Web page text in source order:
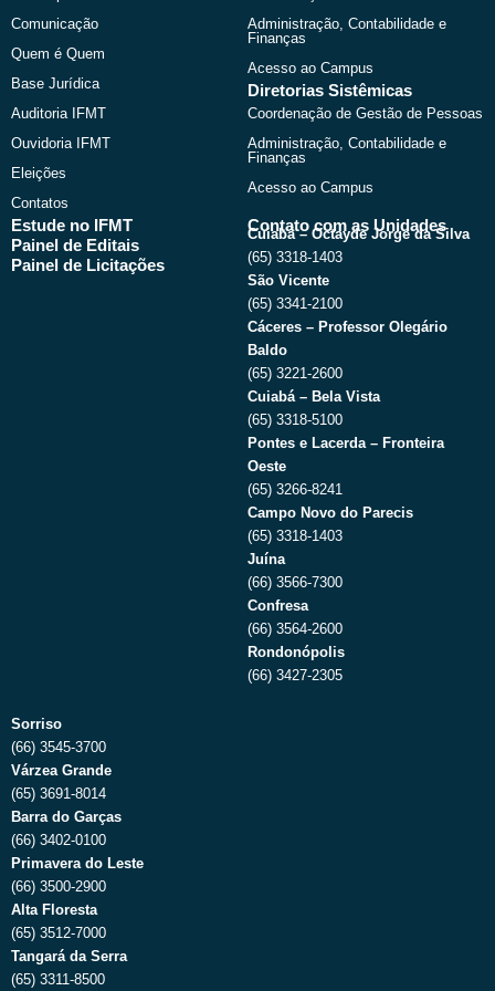
k
Comunicação
Quem é Quem
Base Jurídica
Auditoria IFMT
Ouvidoria IFMT
Eleições
Contatos
Administração, Contabilidade e
Finanças
Acesso ao Campus
Diretorias Sistêmicas
Coordenação de Gestão de Pessoas
Administração, Contabilidade e
Finanças
Acesso ao Campus
Estude no IFMT
Painel de Editais
Painel de Licitações
Contato com as Unidades
Cuiabá – Octayde Jorge da Silva
(65) 3318-1403
São Vicente
(65) 3341-2100
Cáceres – Professor Olegário
Baldo
(65) 3221-2600
Cuiabá – Bela Vista
(65) 3318-5100
Pontes e Lacerda – Fronteira
Oeste
(65) 3266-8241
Campo Novo do Parecis
(65) 3318-1403
Juína
(66) 3566-7300
Confresa
(66) 3564-2600
Rondonópolis
(66) 3427-2305
Sorriso
(66) 3545-3700
Várzea Grande
(65) 3691-8014
Barra do Garças
(66) 3402-0100
Primavera do Leste
(66) 3500-2900
Alta Floresta
(65) 3512-7000
Tangará da Serra
(65) 3311-8500